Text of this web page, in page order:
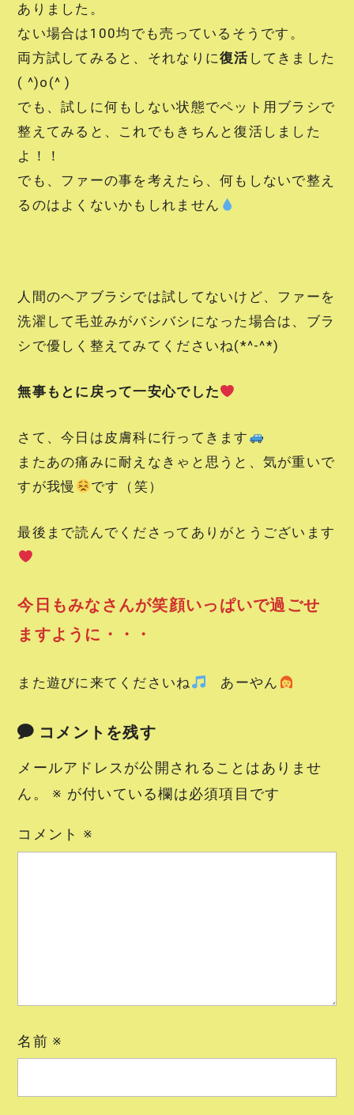
ありました。
ない場合は100均でも売っているそうです。
両方試してみると、それなりに復活 してきました
( ^)o(^ )
でも、試しに何もしない状態でペット用ブラシで
整えてみると、これでもきちんと復活しました
よ！！
でも、ファーの事を考えたら、何もしないで整え
るのはよくないかもしれません
人間のヘアブラシでは試してないけど、ファーを
洗濯して毛並みがバシバシになった場合は、ブラ
シで優しく整えてみてくださいね(*^-^*)
無事もとに戻って一安心でした
さて、今日は皮膚科に行ってきます
またあの痛みに耐えなきゃと思うと、気が重いで
すが我慢
です（笑）
最後まで読んでくださってありがとうございます
今日もみなさんが笑顔いっぱいで過ごせ
ますように・・・
また遊びに来てくださいね あーやん
コメントを残す
メールアドレスが公開されることはありませ
ん。
※ が付いている欄は必須項目です
コメント ※
名前 ※